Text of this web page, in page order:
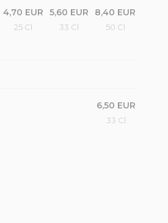
4,70 EUR
25 Cl
5,60 EUR
33 Cl
8,40 EUR
50 Cl
6,50 EUR
33 Cl